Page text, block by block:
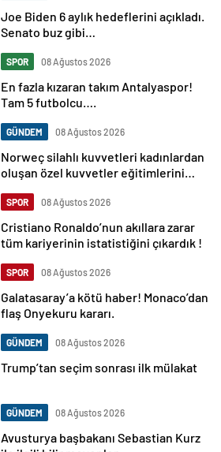
Joe Biden 6 aylık hedeflerini açıkladı.
Senato buz gibi…
SPOR 08 Ağustos 2026
En fazla kızaran takım Antalyaspor!
Tam 5 futbolcu….
GÜNDEM 08 Ağustos 2026
Norweç silahlı kuvvetleri kadınlardan
oluşan özel kuvvetler eğitimlerini
SPOR 08 Ağustos 2026
Cristiano Ronaldo’nun akıllara zarar
tüm kariyerinin istatistiğini çıkardık !
SPOR 08 Ağustos 2026
Galatasaray’a kötü haber! Monaco’dan
flaş Onyekuru kararı.
GÜNDEM 08 Ağustos 2026
Trump’tan seçim sonrası ilk mülakat
GÜNDEM 08 Ağustos 2026
Avusturya başbakanı Sebastian Kurz